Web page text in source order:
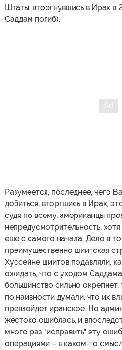
Штаты, вторгнувшись в Ирак в
Саддам погиб).
Разумеется, последнее, чего
добиться, вторгшись в Ирак,
судя по всему, американцы
непредусмотрительность,
еще с самого начала. Дело в
преимущественно шиитская
Хуссейне шиитов подавляли,
ожидать, что с уходом
большинство сильно
по наивности думали, что их
превзойдет иранское. Но
жестоко ошиблась, и
много раз "исправить" эту
операциями – в каком-то